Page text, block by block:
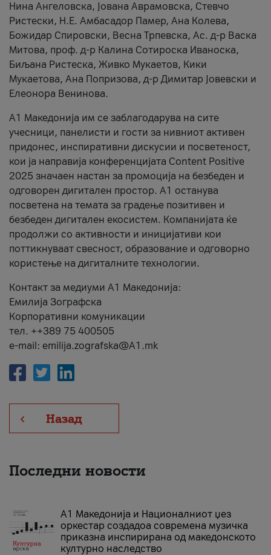
Нина Ангеловска, Јована Аврамовска, Стевчо
Ристески, Н.Е. Амбасадор Памер, Ана Колева,
Божидар Спировски, Весна Трпевска, Ас. д-р Васка
Митова, проф. д-р Калина Сотироска Иваноска,
Биљана Ристеска, Живко Мукаетов, Кики
Мукаетова, Ана Попризова, д-р Димитар Јовевски и
Елеонора Венинова.
А1 Македонија им се заблагодарува на сите
учесници, панелисти и гости за нивниот активен
придонес, инспиративни дискусии и посветеност,
кои ја направија конференцијата Content Positive
2025 значаен настан за промоција на безбеден и
одговорен дигитален простор. А1 останува
посветена на темата за градење позитивен и
безбеден дигитален екосистем. Компанијата ќе
продолжи со активности и иницијативи кои
поттикнуваат свесност, образование и одговорно
користење на дигиталните технологии.
Контакт за медиуми А1 Македонија:
Емилија Зографска
Корпоративни комуникации
тел. ++389 75 400505
e-mail: emilija.zografska@A1.mk
Назад
Последни новости
А1 Македонија и Националниот џез
оркестар создадоа современа музичка
приказна инспирирана од македонското
културно наследство